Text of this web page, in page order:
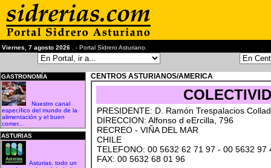
Viernes, 7 agosto 2026 . - Portal Sidrero Asturiano.
GASTRONOMÍA
Nuestro canal
específico del mundo de la
alimentación y el buen
comer...
ASTURIAS
Asturias, todo un
CENTROS ASTURIANOS/AMERICA
PRESIDENTE: D. Ramón Trespalacios
DIRECCION: Alfonso d eErcilla, 796
RECREO - VIÑA DEL MAR
CHILE
TELEFONO: 00 5632 62 71 97 - 00 5632 97
FAX: 00 5632 68 01 96